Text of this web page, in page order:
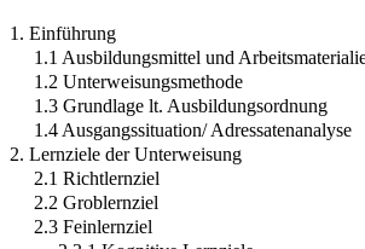
1. Einführung
1.1 Ausbildungsmittel und
1.2 Unterweisungsmethode
1.3 Grundlage lt. Ausbildungsordnung
1.4 Ausgangssituation/ Adressatenanalyse
2. Lernziele der Unterweisung
2.1 Richtlernziel
2.2 Groblernziel
2.3 Feinlernziel